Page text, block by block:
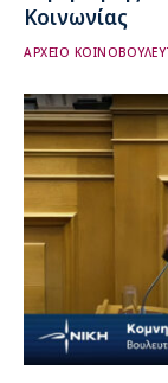
Κοινωνίας
ΑΡΧΕΙΟ